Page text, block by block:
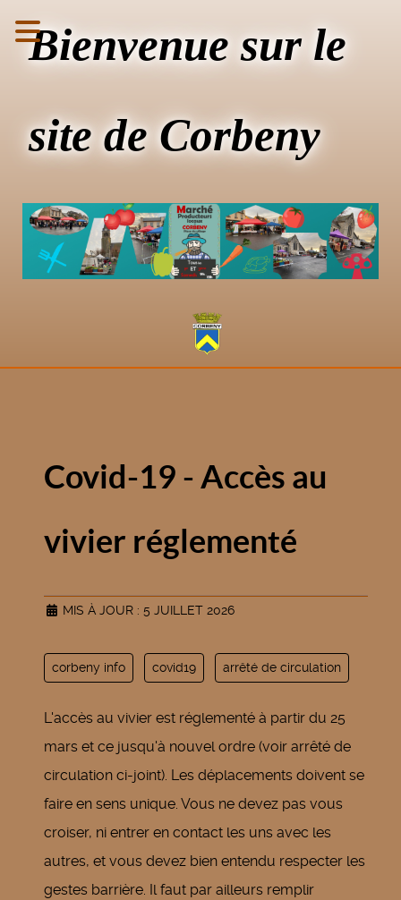
Bienvenue sur le
site de Corbeny
Covid-19 - Accès au
vivier réglementé
MIS À JOUR : 5 JUILLET 2026
corbeny info covid19 arrêté de circulation
L'accès au vivier est réglementé à partir du 25
mars et ce jusqu'à nouvel ordre (voir arrêté de
circulation ci-joint). Les déplacements doivent se
faire en sens unique. Vous ne devez pas vous
croiser, ni entrer en contact les uns avec les
autres, et vous devez bien entendu respecter les
gestes barrière. Il faut par ailleurs remplir